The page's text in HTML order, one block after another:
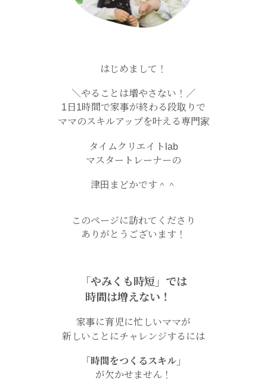
はじめまして！
＼やることは増やさない！／
1日1時間で家事が終わる段取りで
ママのスキルアップを叶える専門家
タイムクリエイトlab
マスタートレーナーの
津田まどかです＾＾
このページに訪れてくださり
ありがとうございます！
「やみくも時短」では
時間は増えない！
家事に育児に忙しいママが
新しいことにチャレンジするには
「時間をつくるスキル」
が欠かせません！